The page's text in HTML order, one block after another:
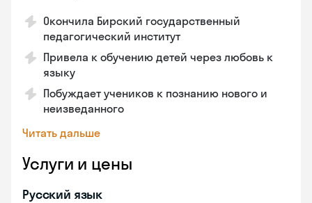
Окончила Бирский государственный
педагогический институт
Привела к обучению детей через любовь к
языку
Побуждает учеников к познанию нового и
неизведанного
Читать дальше
Услуги и цены
Русский язык